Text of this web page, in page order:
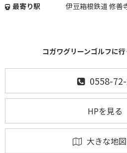
最寄り駅
伊豆箱根鉄道 修善
コガワグリーンゴルフに
0558-
HPを見る
大きな地